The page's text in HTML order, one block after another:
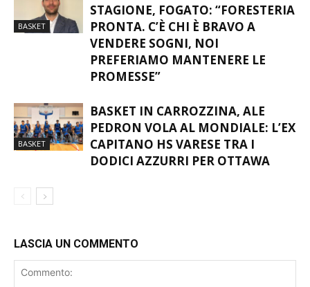
BASKET
STAGIONE, FOGATO: “FORESTERIA
PRONTA. C’È CHI È BRAVO A
VENDERE SOGNI, NOI
PREFERIAMO MANTENERE LE
PROMESSE”
BASKET
BASKET IN CARROZZINA, ALE
PEDRON VOLA AL MONDIALE: L’EX
CAPITANO HS VARESE TRA I
DODICI AZZURRI PER OTTAWA
LASCIA UN COMMENTO